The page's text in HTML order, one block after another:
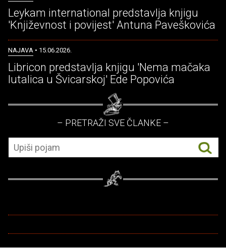
Leykam international predstavlja knjigu
'Književnost i povijest' Antuna Paveškovića
NAJAVA • 15.06.2026.
Libricon predstavlja knjigu 'Nema mačaka
lutalica u Švicarskoj' Ede Popovića
– PRETRAŽI SVE ČLANKE –